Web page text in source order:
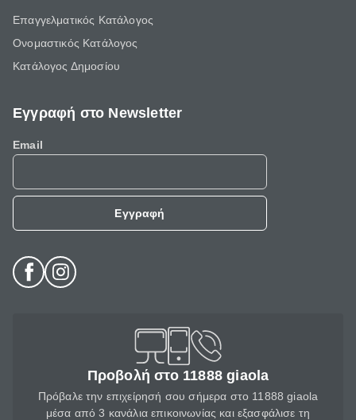
Επαγγελματικός Κατάλογος
Ονομαστικός Κατάλογος
Κατάλογος Δημοσίου
Εγγραφή στο Newsletter
Email
Εγγραφή
Προβολή στο 11888 giaola
Πρόβαλε την επιχείρησή σου σήμερα στο 11888 giaola
μέσα από 3 κανάλια επικοινωνίας και εξασφάλισε τη